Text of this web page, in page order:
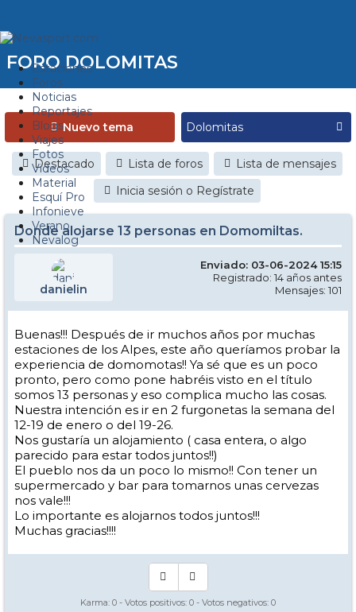
Estaciones
Foros
Noticias
Reportajes
Blogs
Viajes
Fotos
Videos
Material
Esquí Pro
Infonieve
Verano
Nevalog
FORO DOLOMITAS
Nuevo tema
Destacado Lista de foros
Lista de mensajes
Inicia sesión o Regístrate
Donde alojarse 13 personas en Domomiltas.
danielin
Enviado: 03-06-2024 15:15
Registrado: 14 años antes
Mensajes: 101
Buenas!!! Después de ir muchos años por muchas
estaciones de los Alpes, este año queríamos probar la
experiencia de domomotas!! Ya sé que es un poco
pronto, pero como pone habréis visto en el título
somos 13 personas y eso complica mucho las cosas.
Nuestra intención es ir en 2 furgonetas la semana del
12-19 de enero o del 19-26.
Nos gustaría un alojamiento ( casa entera, o algo
parecido para estar todos juntos!!)
El pueblo nos da un poco lo mismo!! Con tener un
supermercado y bar para tomarnos unas cervezas
nos vale!!!
Lo importante es alojarnos todos juntos!!!
Muchas gracias!!!!
Karma: 0 - Votos positivos: 0 - Votos negativos: 0